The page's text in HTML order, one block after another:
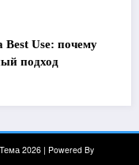
Best Use: почему
подход
2026 | Powered By